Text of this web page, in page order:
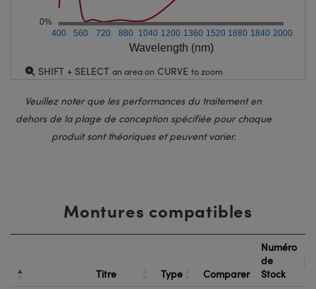
Wavelength (nm)
400 560 720 880 1040 1200 1360 1520 1680 1840 2000
0%
SHIFT + SELECT an area on CURVE to zoom
Veuillez noter que les performances du traitement en
dehors de la plage de conception spécifiée pour chaque
produit sont théoriques et peuvent varier.
Montures compatibles
Titre Type Comparer
Numéro
de
Stock